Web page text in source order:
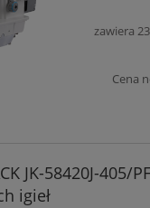
zawiera
Cena
JK-58420J-405/
igieł